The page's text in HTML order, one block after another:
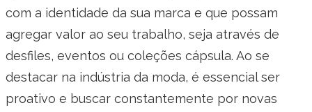
com a identidade da sua marca e que possam
agregar valor ao seu trabalho, seja através de
desfiles, eventos ou coleções cápsula. Ao se
destacar na indústria da moda, é essencial ser
proativo e buscar constantemente por novas